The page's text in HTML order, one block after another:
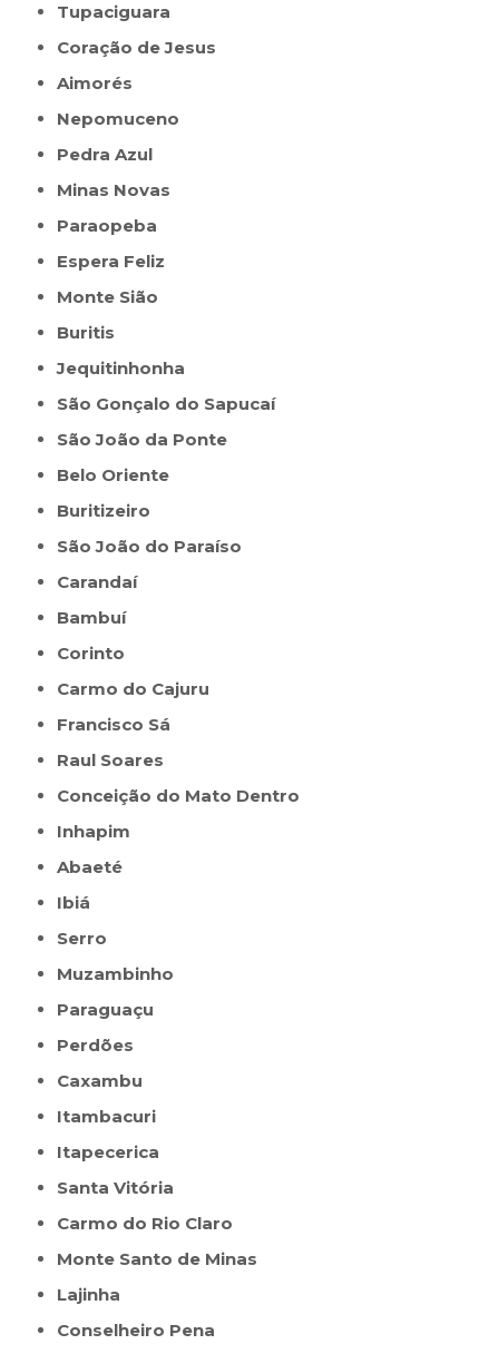
Tupaciguara
Coração de Jesus
Aimorés
Nepomuceno
Pedra Azul
Minas Novas
Paraopeba
Espera Feliz
Monte Sião
Buritis
Jequitinhonha
São Gonçalo do Sapucaí
São João da Ponte
Belo Oriente
Buritizeiro
São João do Paraíso
Carandaí
Bambuí
Corinto
Carmo do Cajuru
Francisco Sá
Raul Soares
Conceição do Mato Dentro
Inhapim
Abaeté
Ibiá
Serro
Muzambinho
Paraguaçu
Perdões
Caxambu
Itambacuri
Itapecerica
Santa Vitória
Carmo do Rio Claro
Monte Santo de Minas
Lajinha
Conselheiro Pena